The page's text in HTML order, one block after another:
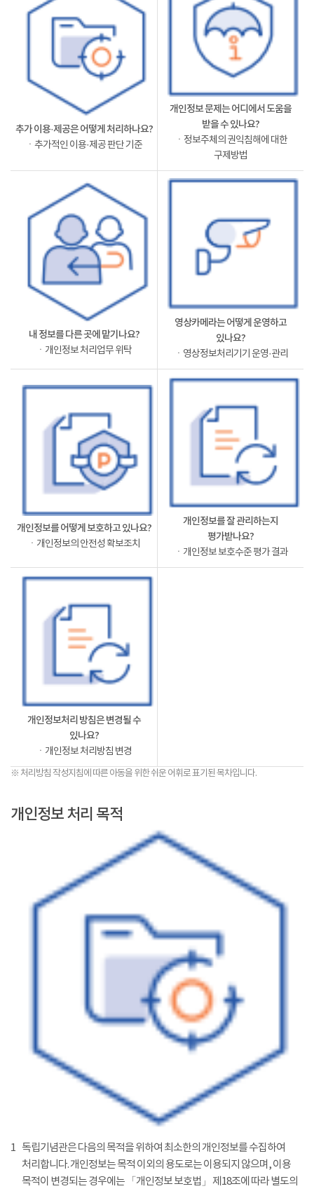
추가 이용·제공은 어떻게 처리하나요?
ㆍ추가적인 이용·제공 판단 기준
개인정보 문제는 어디에서 도움을
받을 수 있나요?
ㆍ정보주체의 권익침해에 대한
구제방법
내 정보를 다른 곳에 맡기나요?
ㆍ개인정보 처리업무 위탁
영상카메라는 어떻게 운영하고
있나요?
ㆍ영상정보처리기기 운영·관리
개인정보를 어떻게 보호하고 있나요?
ㆍ개인정보의 안전성 확보조치
개인정보를 잘 관리하는지
평가받나요?
ㆍ개인정보 보호수준 평가 결과
개인정보처리 방침은 변경될 수
있나요?
ㆍ개인정보 처리방침 변경
※ 처리방침 작성지침에 따른 아동을 위한 쉬운 어휘로 표기된 목차입니다.
개인정보 처리 목적
1 독립기념관은 다음의 목적을 위하여 최소한의 개인정보를 수집하여
처리합니다. 개인정보는 목적 이외의 용도로는 이용되지 않으며, 이용
목적이 변경되는 경우에는 「개인정보 보호법」 제18조에 따라 별도의